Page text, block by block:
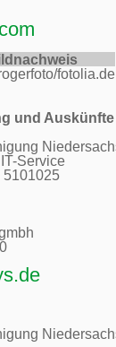
fotolia.de
und Auskünfte
Service
5101025